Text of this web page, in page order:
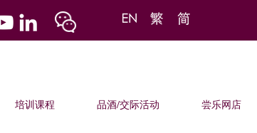
培训课程 品酒/交际活动 尝乐网店